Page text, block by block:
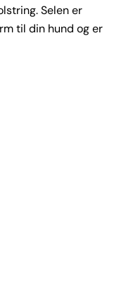
Selen er
til din hund og er